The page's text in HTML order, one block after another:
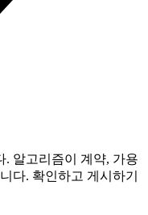
. 알고리즘이 계약, 가용
다. 확인하고 게시하기